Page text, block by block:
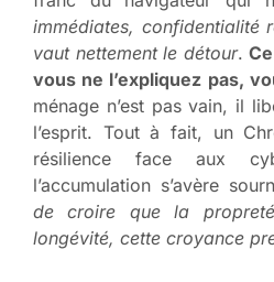
immédiates, confidentialité
vaut nettement le détour.
vous ne l’expliquez pas,
ménage n’est pas vain, il
l’esprit. Tout à fait, un
résilience face aux
l’accumulation s’avère
de croire que la
longévité, cette croyance